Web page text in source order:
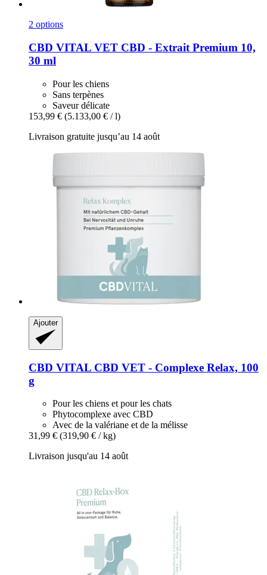
2 options
CBD VITAL VET CBD -​ Extrait Premium 10,
30 ml
Pour les chiens
Sans terpènes
Saveur délicate
153,99 € (5.133,00 € / l)
Livraison gratuite jusqu’au 14 août
Ajouter
CBD VITAL CBD VET -​ Complexe Relax, 100
g
Pour les chiens et pour les chats
Phytocomplexe avec CBD
Avec de la valériane et de la mélisse
31,99 € (319,90 € / kg)
Livraison jusqu'au 14 août